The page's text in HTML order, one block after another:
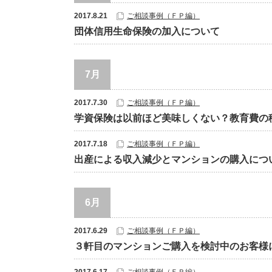
2017.8.21 ご相談事例（ＦＰ編）
団体信用生命保険の加入について
7月
2017.7.30 ご相談事例（ＦＰ編）
学資保険は以前ほど美味しくない？教育費の
2017.7.18 ご相談事例（ＦＰ編）
出産による収入減少とマンションの購入につ
6月
2017.6.29 ご相談事例（ＦＰ編）
３軒目のマンションご購入を検討中のお客様